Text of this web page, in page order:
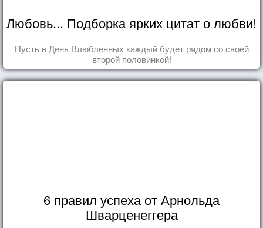
Любовь... Подборка ярких цитат о любви!
Пусть в День Влюбленных каждый будет рядом со своей
второй половинкой!
6 правил успеха от Арнольда
Шварценеггера